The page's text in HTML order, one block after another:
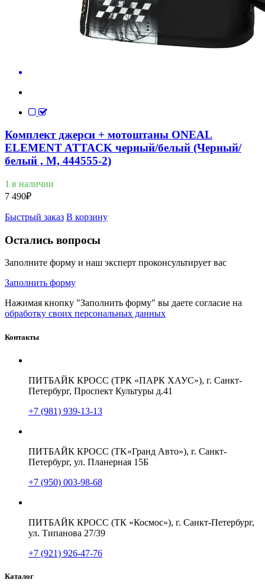
Комплект джерси + мотоштаны ONEAL
ELEMENT ATTACK черный/белый (Черный/
белый , M, 444555-2)
1 в наличии
7 490₽
Быстрый заказ В корзину
Остались вопросы
Заполните форму и наш эксперт проконсультирует вас
Заполнить форму
Нажимая кнопку "Заполнить форму" вы даете согласие на
обработку своих персональных данных
Контакты
ПИТБАЙК КРОСС (ТРК «ПАРК ХАУС»), г. Санкт-
Петербург, Проспект Культуры д.41
+7 (981) 939-13-13
ПИТБАЙК КРОСС (TK«Гранд Авто»), г. Санкт-
Петербург, ул. Планерная 15Б
+7 (950) 003-98-68
ПИТБАЙК КРОСС (ТК «Космос»), г. Санкт-Петербург,
ул. Типанова 27/39
+7 (921) 926-47-76
Каталог